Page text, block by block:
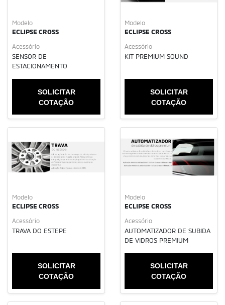
Modelo
ECLIPSE CROSS
Acessório
SENSOR DE
ESTACIONAMENTO
SOLICITAR
COTAÇÃO
Modelo
ECLIPSE CROSS
Acessório
KIT PREMIUM SOUND
SOLICITAR
COTAÇÃO
Modelo
ECLIPSE CROSS
Acessório
TRAVA DO ESTEPE
SOLICITAR
COTAÇÃO
Modelo
ECLIPSE CROSS
Acessório
AUTOMATIZADOR DE SUBIDA
DE VIDROS PREMIUM
SOLICITAR
COTAÇÃO